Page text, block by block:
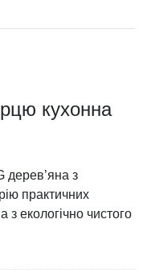
кухонна
дерев’яна з
практичних
​​з екологічно чистого